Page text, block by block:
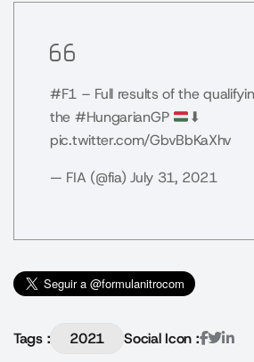
#F1 – Full results of the
the #HungarianGP
⬇
pic.twitter.com/GbvBbKaXhv
— FIA (@fia)July 31, 2021
Tags : 2021 Social Icon :